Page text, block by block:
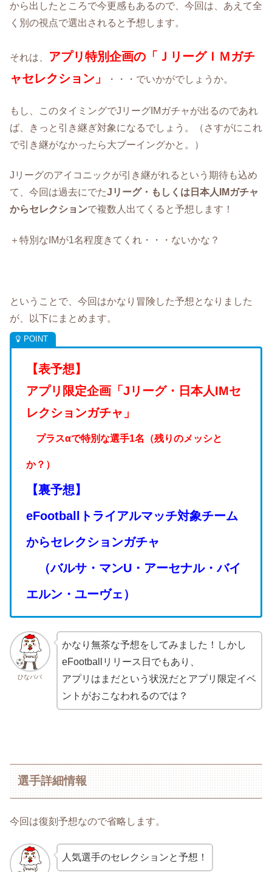
から出したところで今更感もあるので、今回は、あえて全
く別の視点で選出されると予想します。
それは、
アプリ特別企画の「ＪリーグＩＭガチ
ャセレクション」
・・・でいかがでしょうか。
もし、このタイミングでJリーグIMガチャが出るのであれ
ば、きっと引き継ぎ対象になるでしょう。（さすがにこれ
で引き継がなかったら大ブーイングかと。）
Jリーグのアイコニックが引き継がれるという期待も込め
て、今回は過去にでたJリーグ・もしくは日本人IMガチャ
からセレクションで複数人出てくると予想します！
＋特別なIMが1名程度きてくれ・・・ないかな？
ということで、今回はかなり冒険した予想となりました
が、以下にまとめます。
【表予想】
アプリ限定企画「Jリーグ・日本人IMセ
レクションガチャ 」
プラスαで特別な選手1名（残りのメッシと
か？）
【裏予想】
eFootballトライアルマッチ対象チーム
からセレクションガチャ
（バルサ・マンU・アーセナル・バイ
エルン・ユーヴェ）
ひなパパ
かなり無茶な予想をしてみました！しかし
eFootballリリース日でもあり、
アプリはまだという状況だとアプリ限定イベ
ントがおこなわれるのでは？
選手詳細情報
今回は復刻予想なので省略します。
人気選手のセレクションと予想！